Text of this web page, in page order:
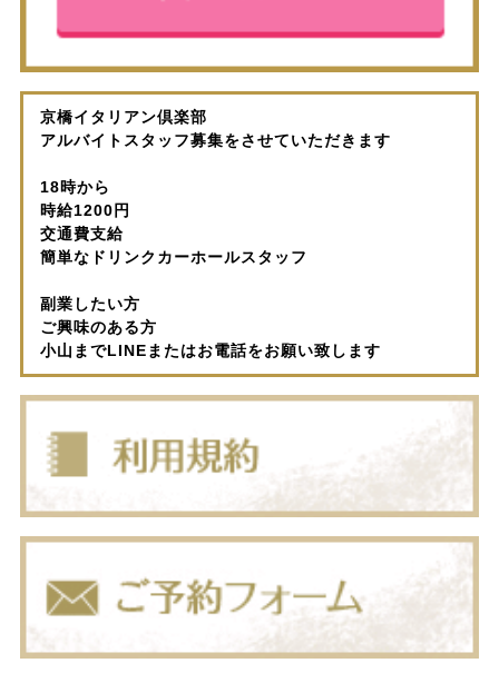
京橋イタリアン倶楽部
アルバイトスタッフ募集をさせていただきます
18時から
時給1200円
交通費支給
簡単なドリンクカーホールスタッフ
副業したい方
ご興味のある方
小山までLINEまたはお電話をお願い致します